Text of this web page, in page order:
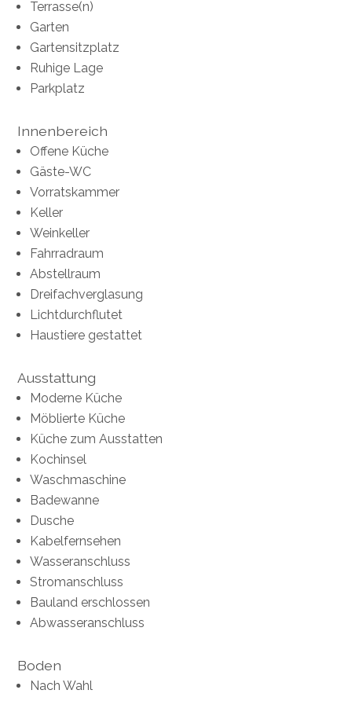
Terrasse(n)
Garten
Gartensitzplatz
Ruhige Lage
Parkplatz
Innenbereich
Offene Küche
Gäste-WC
Vorratskammer
Keller
Weinkeller
Fahrradraum
Abstellraum
Dreifachverglasung
Lichtdurchflutet
Haustiere gestattet
Ausstattung
Moderne Küche
Möblierte Küche
Küche zum Ausstatten
Kochinsel
Waschmaschine
Badewanne
Dusche
Kabelfernsehen
Wasseranschluss
Stromanschluss
Bauland erschlossen
Abwasseranschluss
Boden
Nach Wahl